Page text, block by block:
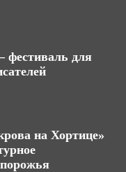
для
на Хортице»